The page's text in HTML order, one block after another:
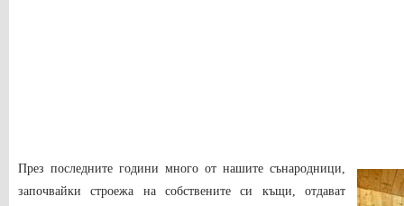
През последните години много от нашите сънародници,
започвайки строежа на собствените си къщи, отдават